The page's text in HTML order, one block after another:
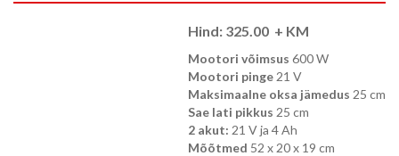
Hind: 325.00 + KM
Mootori võimsus 600 W
Mootori pinge 21 V
Maksimaalne oksa jämedus 25 cm
Sae lati pikkus 25 cm
2 akut: 21 V ja 4 Ah
Mõõtmed 52 x 20 x 19 cm